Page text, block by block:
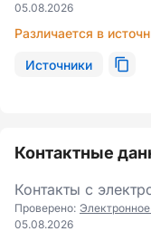
05.08.2026
Различается в
Источники
Контактные
Контакты с
Проверено:
05.08.2026